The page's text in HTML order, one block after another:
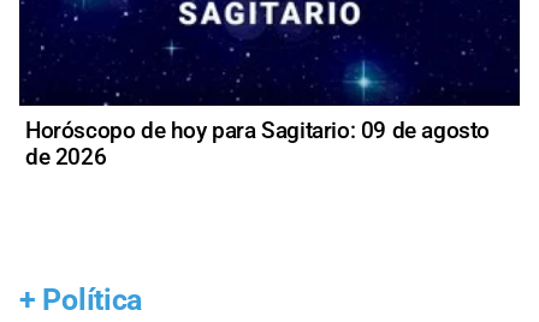
Horóscopo de hoy para Sagitario: 09 de agosto
de 2026
+ Política